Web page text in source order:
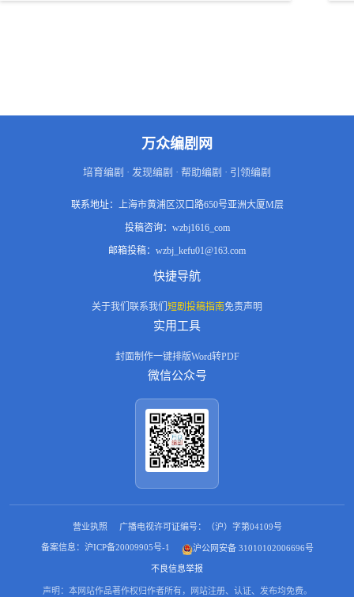
万众编剧网
培育编剧 · 发现编剧 · 帮助编剧 · 引领编剧
联系地址： 上海市黄浦区汉口路650号亚洲大厦M层
投稿咨询： wzbj1616_com
邮箱投稿： wzbj_kefu01@163.com
快捷导航
关于我们 联系我们 短剧投稿指南免责声明
实用工具
封面制作一键排版Word转PDF
微信公众号
营业执照 广播电视许可证编号：（沪）字第04109号
备案信息：沪ICP备20009905号-1 沪公网安备 31010102006696号
不良信息举报
声明：本网站作品著作权归作者所有，网站注册、认证、发布均免费。